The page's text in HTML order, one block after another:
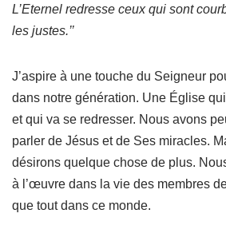
L’Eternel redresse ceux qui sont
les justes.’’
J’aspire à une touche du Seigneur
dans notre génération. Une Église
et qui va se redresser. Nous avons
parler de Jésus et de Ses miracles.
désirons quelque chose de plus.
à l’œuvre dans la vie des membres
que tout dans ce monde.